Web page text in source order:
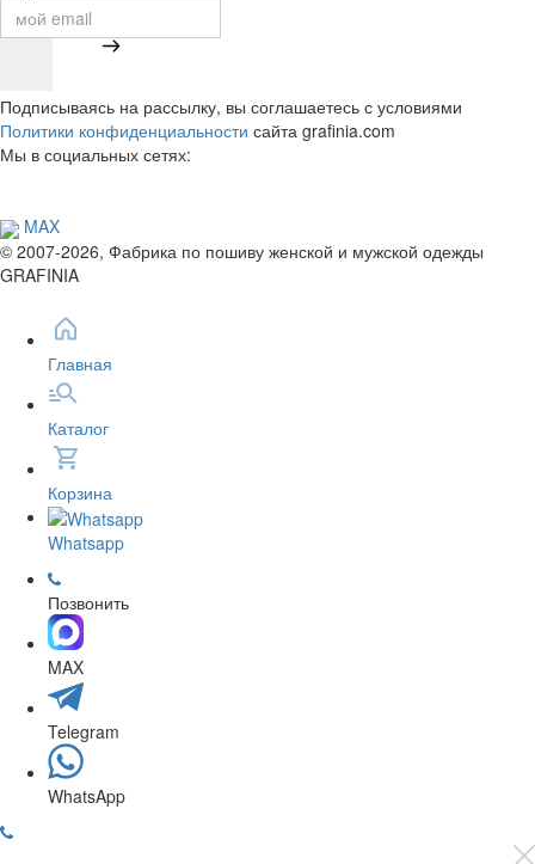
Подписываясь на рассылку, вы соглашаетесь с условиями
Политики конфиденциальности сайта grafinia.com
Мы в социальных сетях:
MAX
© 2007-2026, Фабрика по пошиву женской и мужской одежды
GRAFINIA
Главная
Каталог
Корзина
Whatsapp
Позвонить
MAX
Telegram
WhatsApp